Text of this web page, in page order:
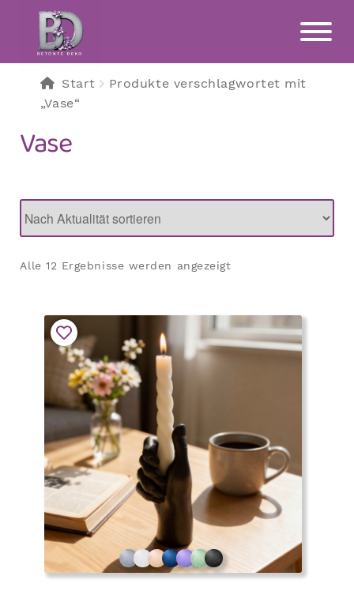
Navigation
springen
Inhalt
springen
Start
Produkte verschlagwortet mit
„Vase“
Vase
Alle 12 Ergebnisse werden angezeigtNach